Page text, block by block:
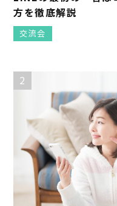
方を徹底解説
交流会
2